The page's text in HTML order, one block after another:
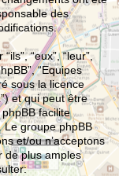
des
“eux”, “leur”,
“Equipes
sous la licence
et qui peut être
phpBB facilite
Le groupe phpBB
et/ou n’acceptons
de plus amples